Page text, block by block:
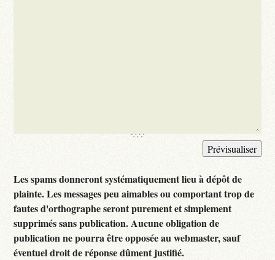
Les spams donneront systématiquement lieu à dépôt de
plainte. Les messages peu aimables ou comportant trop de
fautes d'orthographe seront purement et simplement
supprimés sans publication. Aucune obligation de
publication ne pourra être opposée au webmaster, sauf
éventuel droit de réponse dûment justifié.